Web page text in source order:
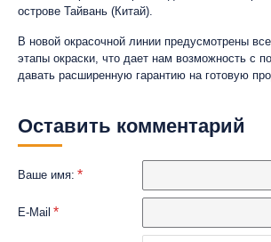
острове Тайвань (Китай).
В новой окрасочной линии предусмотрены
этапы окраски, что дает нам возможность с
давать расширенную гарантию на готовую
Оставить комментарий
Ваше имя:
E-Mail